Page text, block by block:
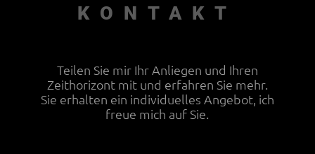
KONTAKT
Teilen Sie mir Ihr Anliegen und Ihren
Zeithorizont mit und erfahren Sie mehr.
Sie erhalten ein individuelles Angebot, ich
freue mich auf Sie.